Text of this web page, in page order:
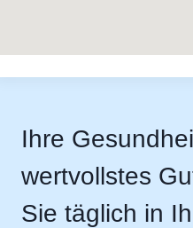
Ihre
wertvollstes
Sie täglich in